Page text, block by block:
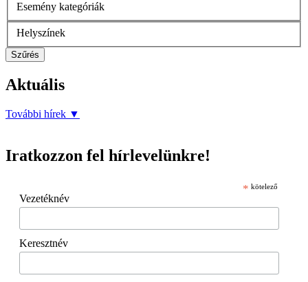
Esemény kategóriák
Helyszínek
Szűrés
Aktuális
További hírek ▼
Iratkozzon fel hírlevelünkre!
* kötelező
Vezetéknév
Keresztnév